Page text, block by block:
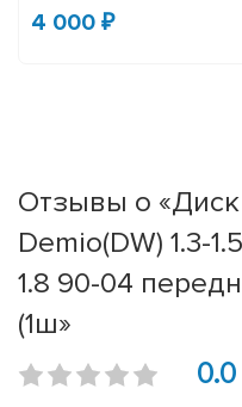
4 000 ₽
Отзывы о
Demio(DW) 1.3-
1.8 90-04
(1ш»
0.0